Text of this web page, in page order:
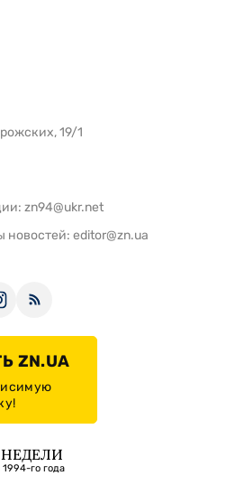
19/1
zn94@ukr.net
новостей: editor@zn.ua
ZN.UA
го года